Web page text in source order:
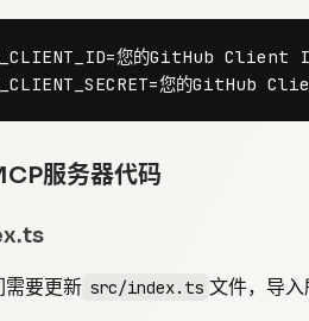
您的GitHub Client
服务器代码
需要更新 src/index.ts 文件，导入